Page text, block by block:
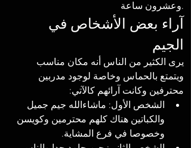
وعشرون ساعة.
آراء بعض الأشخاص في
الجيم
يرى الكثير من الناس أنه مكان مناسب
ويتمتع بالحماس وخاصة لوجود مدربين
محترفين وكانت آرائهم كالآتي:
الشخص الأول: ماشاءالله جيم جميل
والكباتين هناك كلهم محترمين وكويسن
وخصوصا في فرع المشاية.